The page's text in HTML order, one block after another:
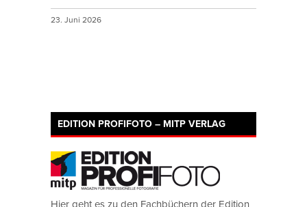
23. Juni 2026
EDITION PROFIFOTO – MITP VERLAG
Hier geht es zu den Fachbüchern der Edition